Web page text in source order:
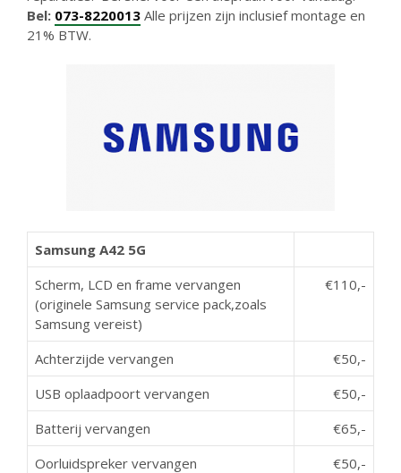
Bel: 073-8220013 Alle prijzen zijn inclusief montage en
21% BTW.
Samsung A42 5G
Scherm, LCD en frame vervangen
(originele Samsung service pack,zoals
Samsung vereist)
€110,-
Achterzijde vervangen
€50,-
USB oplaadpoort vervangen
€50,-
Batterij vervangen
€65,-
Oorluidspreker vervangen
€50,-